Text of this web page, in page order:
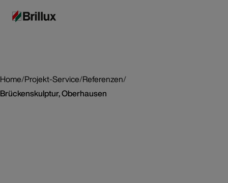
Home/Projekt-Service/Referenzen/
Brückenskulptur, Oberhausen